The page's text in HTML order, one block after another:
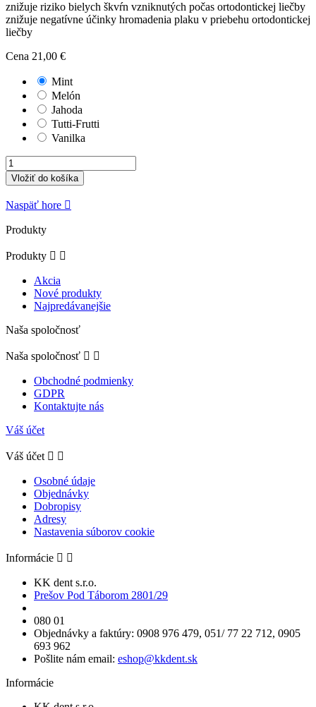
znižuje riziko bielych škvŕn vzniknutých počas ortodontickej liečby
znižuje negatívne účinky hromadenia plaku v priebehu ortodontickej
liečby
Cena 21,00 €
Mint
Melón
Jahoda
Tutti-Frutti
Vanilka
Vložiť do košíka
Naspäť hore 
Produkty
Produkty  
Akcia
Nové produkty
Najpredávanejšie
Naša spoločnosť
Naša spoločnosť  
Obchodné podmienky
GDPR
Kontaktujte nás
Váš účet
Váš účet  
Osobné údaje
Objednávky
Dobropisy
Adresy
Nastavenia súborov cookie
Informácie  
KK dent s.r.o.
Prešov Pod Táborom 2801/29
080 01
Objednávky a faktúry: 0908 976 479, 051/ 77 22 712, 0905
693 962
Pošlite nám email: eshop@kkdent.sk
Informácie